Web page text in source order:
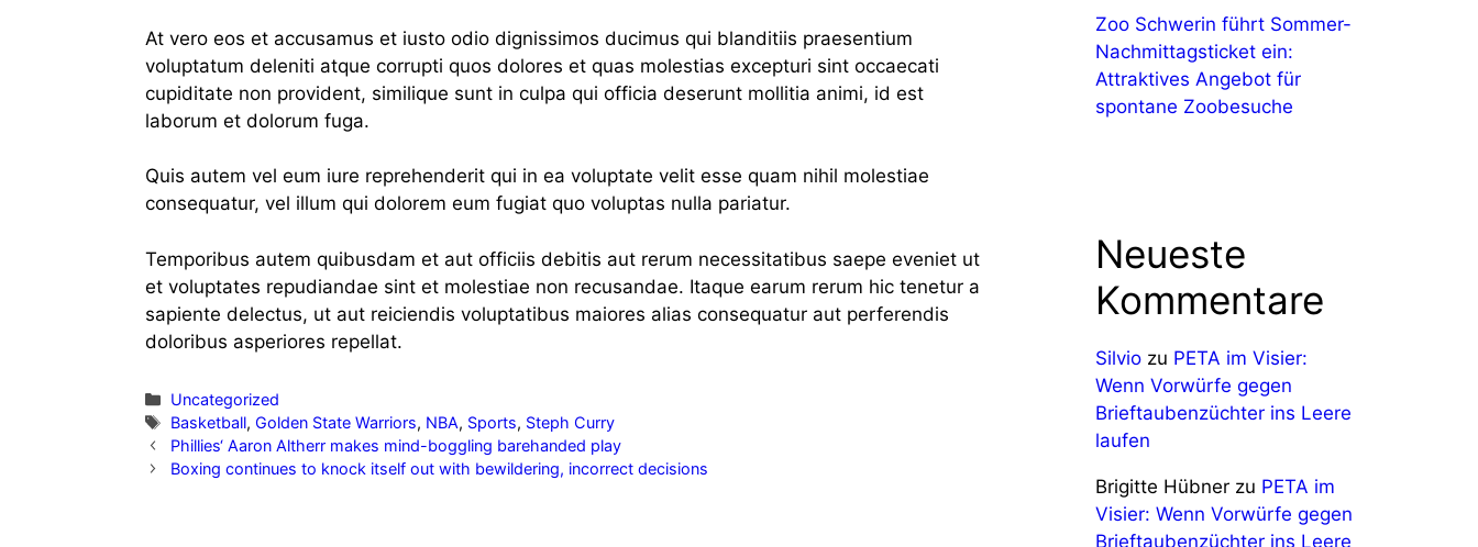
At vero eos et accusamus et iusto odio dignissimos ducimus qui blanditiis praesentium
voluptatum deleniti atque corrupti quos dolores et quas molestias excepturi sint occaecati
cupiditate non provident, similique sunt in culpa qui officia deserunt mollitia animi, id est
laborum et dolorum fuga.
Quis autem vel eum iure reprehenderit qui in ea voluptate velit esse quam nihil molestiae
consequatur, vel illum qui dolorem eum fugiat quo voluptas nulla pariatur.
Temporibus autem quibusdam et aut officiis debitis aut rerum necessitatibus saepe eveniet ut
et voluptates repudiandae sint et molestiae non recusandae. Itaque earum rerum hic tenetur a
sapiente delectus, ut aut reiciendis voluptatibus maiores alias consequatur aut perferendis
doloribus asperiores repellat.
Kategorien
Uncategorized
Schlagwörter
Basketball,Golden State Warriors, NBA, Sports, Steph Curry
Phillies‘ Aaron Altherr makes mind-boggling barehanded play
Boxing continues to knock itself out with bewildering, incorrect decisions
Zoo Schwerin führt Sommer-
Nachmittagsticket ein:
Attraktives Angebot für
spontane Zoobesuche
Neueste
Kommentare
Silvio zu PETA im Visier:
Wenn Vorwürfe gegen
Brieftaubenzüchter ins Leere
laufen
Brigitte Hübner zu PETA im
Visier: Wenn Vorwürfe gegen
Brieftaubenzüchter ins Leere